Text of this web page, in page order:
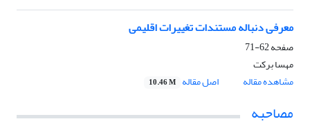
معرفی دنباله مستندات تغییرات اقلیمی
صفحه62-71
مهسا برکت
مشاهده مقاله
اصل مقاله 10.46 M
مصاحبه